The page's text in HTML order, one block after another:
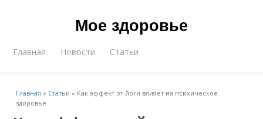
Мое здоровье
Главная Новости Статьи
Главная » Статьи » Как эффект от йоги влияет на психическое
здоровье